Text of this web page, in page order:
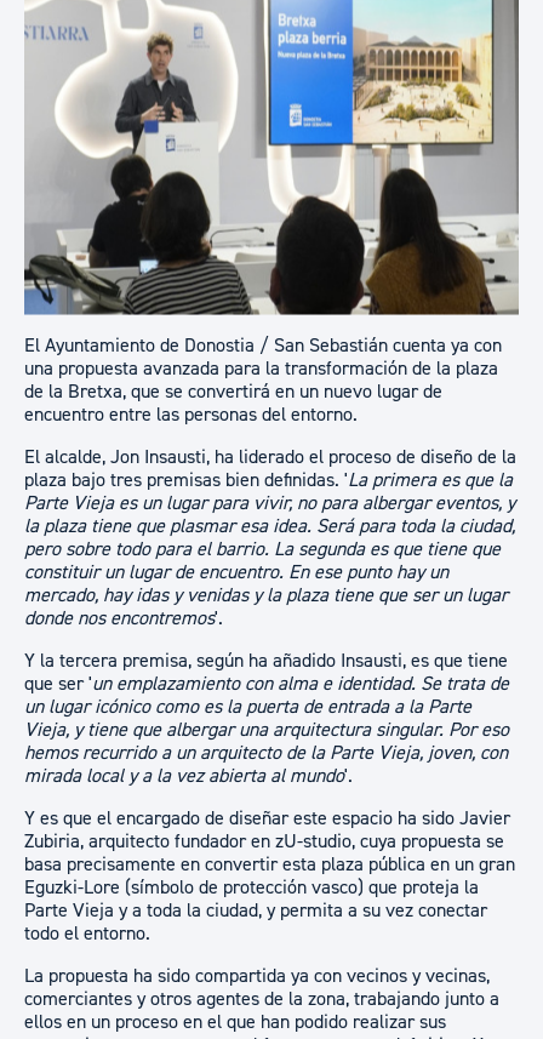
​​​​​El Ayuntamiento de Donostia / San Sebastián cuenta ya con
una propuesta avanzada para la transformación de la plaza
de la Bretxa, que se convertirá en un nuevo lugar de
encuentro entre las personas del entorno.
El alcalde, Jon Insausti, ha liderado el proceso de diseño de la
plaza bajo tres premisas bien definidas. 'La primera es que la
Parte Vieja es un lugar para vivir, no para albergar eventos, y
la plaza tiene que plasmar esa idea. Será para toda la ciudad,
pero sobre todo para el barrio. La segunda es que tiene que
constituir un lugar de encuentro. En ese punto hay un
mercado, hay idas y venidas y la plaza tiene que ser un lugar
donde nos encontremos'.
Y la tercera premisa, según ha añadido Insausti, es que tiene
que ser 'un emplazamiento con alma e identidad. Se trata de
un lugar icónico como es la puerta de entrada a la Parte
Vieja, y tiene que albergar una arquitectura singular. Por eso
hemos recurrido a un arquitecto de la Parte Vieja, joven, con
mirada local y a la vez abierta al mundo'.
Y es que el encargado de diseñar este espacio ha sido Javier
Zubiria, arquitecto fundador en zU-studio, cuya propuesta se
basa precisamente en convertir esta plaza pública en un gran
Eguzki-Lore (símbolo de protección vasco) que proteja la
Parte Vieja y a toda la ciudad, y permita a su vez conectar
todo el entorno.
La propuesta ha sido compartida ya con vecinos y vecinas,
comerciantes y otros agentes de la zona, trabajando junto a
ellos en un proceso en el que han podido realizar sus